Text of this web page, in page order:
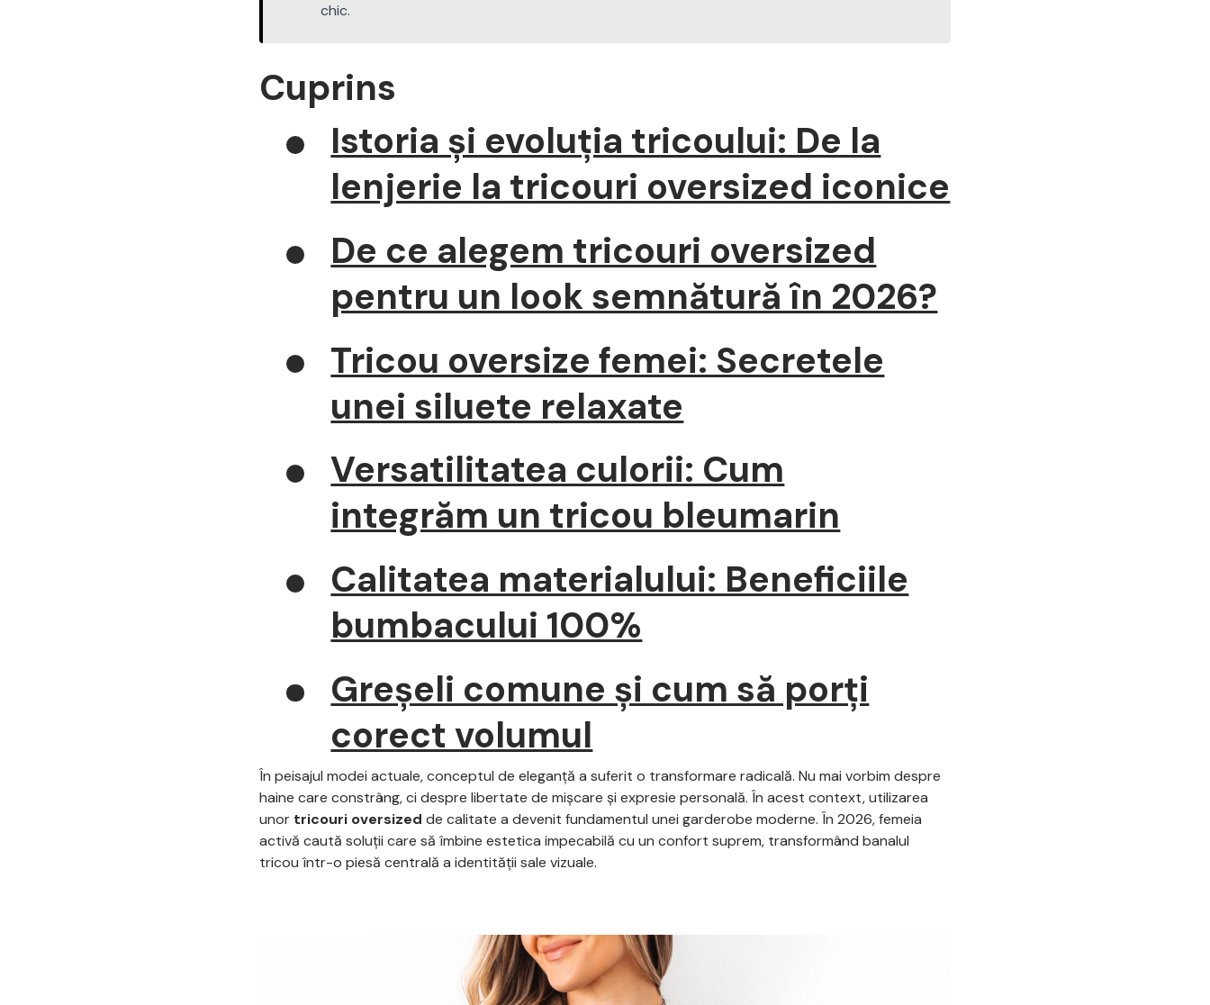
chic.
Cuprins
Istoria și evoluția tricoului: De la
lenjerie la tricouri oversized iconice
De ce alegem tricouri oversized
pentru un look semnătură în 2026?
Tricou oversize femei: Secretele
unei siluete relaxate
Versatilitatea culorii: Cum
integrăm un tricou bleumarin
Calitatea materialului: Beneficiile
bumbacului 100%
Greșeli comune și cum să porți
corect volumul
În peisajul modei actuale, conceptul de eleganță a suferit o transformare radicală. Nu mai vorbim despre
haine care constrâng, ci despre libertate de mișcare și expresie personală. În acest context, utilizarea
unor tricouri oversized de calitate a devenit fundamentul unei garderobe moderne. În 2026, femeia
activă caută soluții care să îmbine estetica impecabilă cu un confort suprem, transformând banalul
tricou într-o piesă centrală a identității sale vizuale.